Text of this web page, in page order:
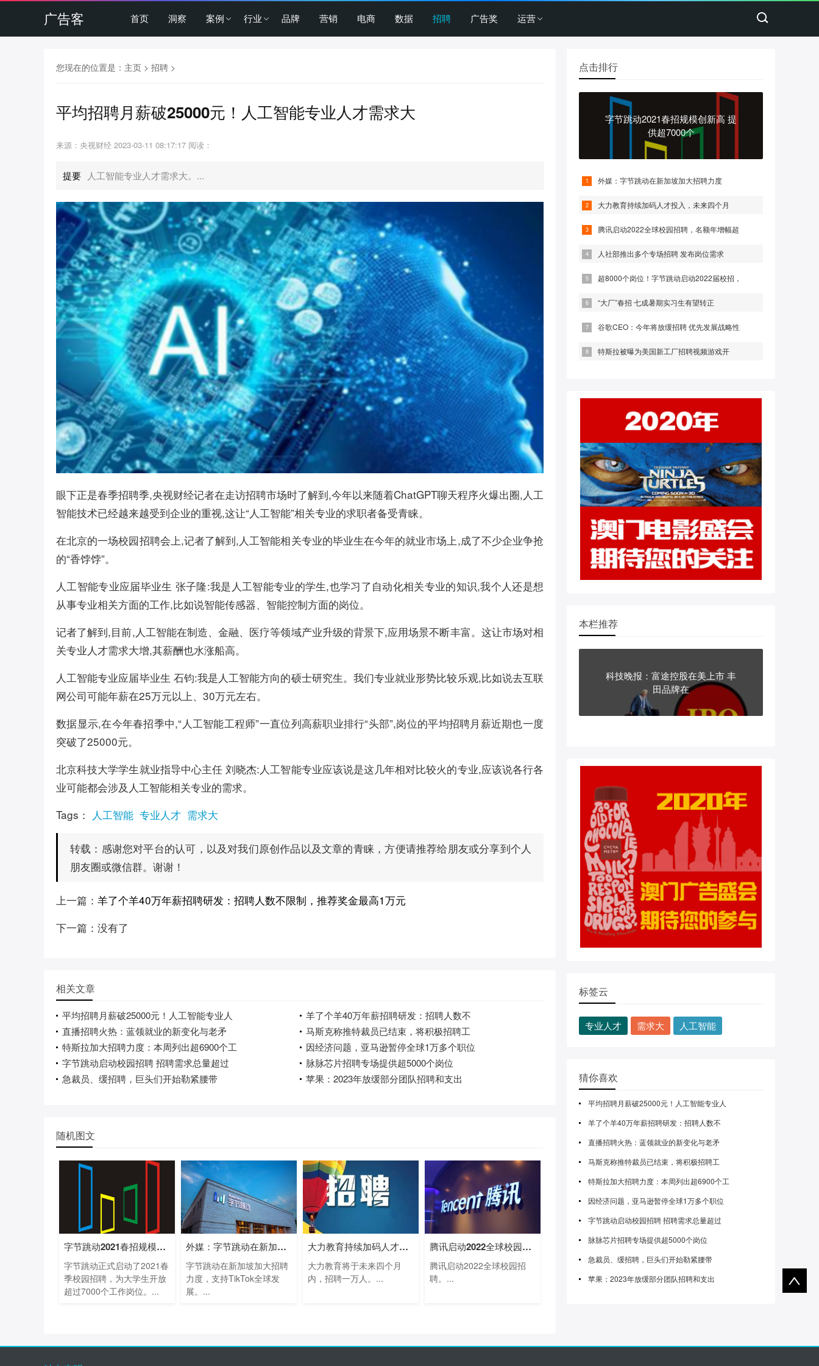
广告客 首页 洞察 案例 行业 品牌 营销 电商 数据 招聘 广告奖 运营
您现在的位置是： 主页 > 招聘 >
平均招聘月薪破25000元！人工智能专业人才需求大
来源：央视财经 2023-03-11 08:17:17 阅读：
提要 人工智能专业人才需求大。...
眼下正是春季招聘季,央视财经记者在走访招聘市场时了解到,今年以来随着ChatGPT聊天程序火爆出圈,人工
智能技术已经越来越受到企业的重视,这让“人工智能”相关专业的求职者备受青睐。
在北京的一场校园招聘会上,记者了解到,人工智能相关专业的毕业生在今年的就业市场上,成了不少企业争抢
的“香饽饽”。
人工智能专业应届毕业生 张子隆:我是人工智能专业的学生,也学习了自动化相关专业的知识,我个人还是想
从事专业相关方面的工作,比如说智能传感器、智能控制方面的岗位。
记者了解到,目前,人工智能在制造、金融、医疗等领域产业升级的背景下,应用场景不断丰富。这让市场对相
关专业人才需求大增,其薪酬也水涨船高。
人工智能专业应届毕业生 石钧:我是人工智能方向的硕士研究生。我们专业就业形势比较乐观,比如说去互联
网公司可能年薪在25万元以上、30万元左右。
数据显示,在今年春招季中,“人工智能工程师”一直位列高薪职业排行“头部”,岗位的平均招聘月薪近期也一度
突破了25000元。
北京科技大学学生就业指导中心主任 刘晓杰:人工智能专业应该说是这几年相对比较火的专业,应该说各行各
业可能都会涉及人工智能相关专业的需求。
Tags： 人工智能 专业人才 需求大
转载： 感谢您对平台的认可，以及对我们原创作品以及文章的青睐，方便请推荐给朋友或分享到个人
朋友圈或微信群。谢谢！
上一篇： 羊了个羊40万年薪招聘研发：招聘人数不限制，推荐奖金最高1万元
下一篇：没有了
相关文章
平均招聘月薪破25000元！人工智能专业人
羊了个羊40万年薪招聘研发：招聘人数不
直播招聘火热：蓝领就业的新变化与老矛
马斯克称推特裁员已结束，将积极招聘工
特斯拉加大招聘力度：本周列出超6900个工
因经济问题，亚马逊暂停全球1万多个职位
字节跳动启动校园招聘 招聘需求总量超过
脉脉芯片招聘专场提供超5000个岗位
急裁员、缓招聘，巨头们开始勒紧腰带
苹果：2023年放缓部分团队招聘和支出
随机图文
字节跳动2021春招规模创新高 提供超7000个
字节跳动正式启动了2021春
季校园招聘，为大学生开放
超过7000个工作岗位。...
外媒：字节跳动在新加坡加大招聘力度
字节跳动在新加坡加大招聘
力度，支持TikTok全球发
展。...
大力教育持续加码人才投入，未来四个月
大力教育将于未来四个月
内，招聘一万人。...
腾讯启动2022全球校园招聘，名额年增幅超
腾讯启动2022全球校园招
聘。...
点击排行
字节跳动2021春招规模创新高 提
供超7000个
外媒：字节跳动在新加坡加大招聘力度
大力教育持续加码人才投入，未来四个月
腾讯启动2022全球校园招聘，名额年增幅超
人社部推出多个专场招聘 发布岗位需求
超8000个岗位！字节跳动启动2022届校招，
“大厂”春招 七成暑期实习生有望转正
谷歌CEO：今年将放缓招聘 优先发展战略性
特斯拉被曝为美国新工厂招聘视频游戏开
本栏推荐
科技晚报：富途控股在美上市 丰
田品牌在
标签云
专业人才 需求大 人工智能
猜你喜欢
平均招聘月薪破25000元！人工智能专业人
羊了个羊40万年薪招聘研发：招聘人数不
直播招聘火热：蓝领就业的新变化与老矛
马斯克称推特裁员已结束，将积极招聘工
特斯拉加大招聘力度：本周列出超6900个工
因经济问题，亚马逊暂停全球1万多个职位
字节跳动启动校园招聘 招聘需求总量超过
脉脉芯片招聘专场提供超5000个岗位
急裁员、缓招聘，巨头们开始勒紧腰带
苹果：2023年放缓部分团队招聘和支出